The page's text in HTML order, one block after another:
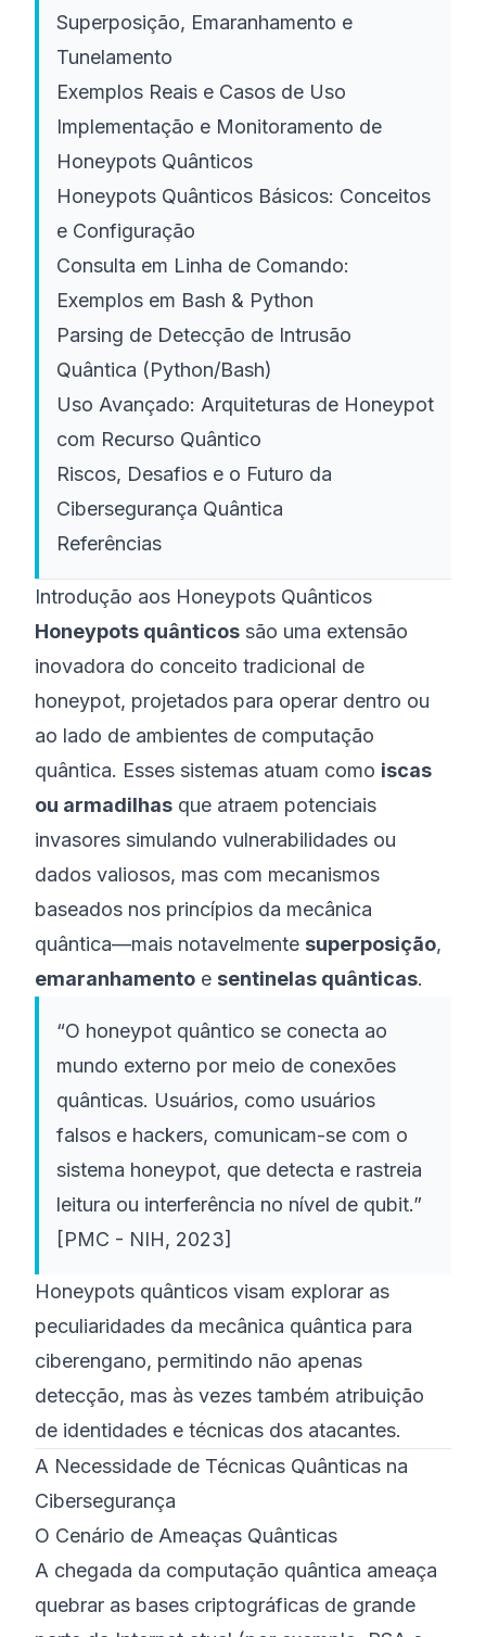
Superposição, Emaranhamento e
Tunelamento
Exemplos Reais e Casos de Uso
Implementação e Monitoramento de
Honeypots Quânticos
Honeypots Quânticos Básicos: Conceitos
e Configuração
Consulta em Linha de Comando:
Exemplos em Bash & Python
Parsing de Detecção de Intrusão
Quântica (Python/Bash)
Uso Avançado: Arquiteturas de Honeypot
com Recurso Quântico
Riscos, Desafios e o Futuro da
Cibersegurança Quântica
Referências
Introdução aos Honeypots Quânticos
Honeypots quânticos são uma extensão
inovadora do conceito tradicional de
honeypot, projetados para operar dentro ou
ao lado de ambientes de computação
quântica. Esses sistemas atuam como iscas
ou armadilhas que atraem potenciais
invasores simulando vulnerabilidades ou
dados valiosos, mas com mecanismos
baseados nos princípios da mecânica
quântica—mais notavelmente superposição,
emaranhamento e sentinelas quânticas.
“O honeypot quântico se conecta ao
mundo externo por meio de conexões
quânticas. Usuários, como usuários
falsos e hackers, comunicam-se com o
sistema honeypot, que detecta e rastreia
leitura ou interferência no nível de qubit.”
[PMC - NIH, 2023]
Honeypots quânticos visam explorar as
peculiaridades da mecânica quântica para
ciberengano, permitindo não apenas
detecção, mas às vezes também atribuição
de identidades e técnicas dos atacantes.
A Necessidade de Técnicas Quânticas na
Cibersegurança
O Cenário de Ameaças Quânticas
A chegada da computação quântica ameaça
quebrar as bases criptográficas de grande